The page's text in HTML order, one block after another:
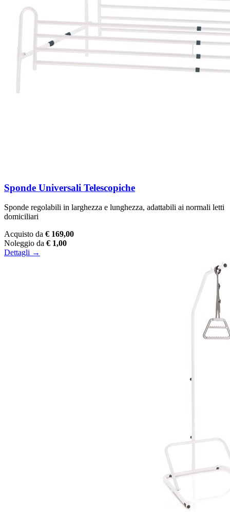
Sponde Universali Telescopiche
Sponde regolabili in larghezza e lunghezza, adattabili ai normali letti
domiciliari
Acquisto da € 169,00
Noleggio da € 1,00
Dettagli →